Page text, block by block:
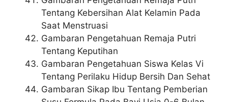
Tentang Kebersihan Alat Kelamin Pada
Saat Menstruasi
Gambaran Pengetahuan Remaja Putri
Tentang Keputihan
Gambaran Pengetahuan Siswa Kelas Vi
Tentang Perilaku Hidup Bersih Dan Sehat
Gambaran Sikap Ibu Tentang Pemberian